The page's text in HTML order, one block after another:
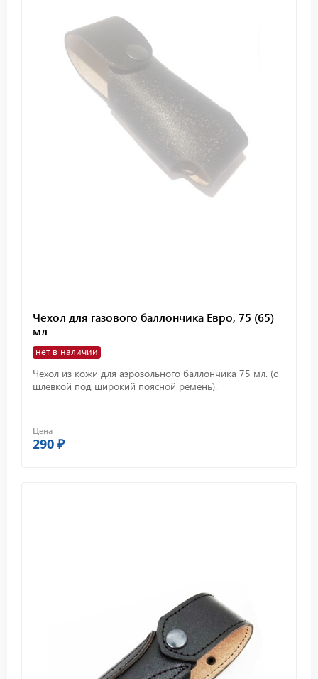
Чехол для газового баллончика Евро, 75 (65)
мл
нет в наличии
Чехол из кожи для аэрозольного баллончика 75 мл. (с
шлёвкой под широкий поясной ремень).
Цена
290 ₽